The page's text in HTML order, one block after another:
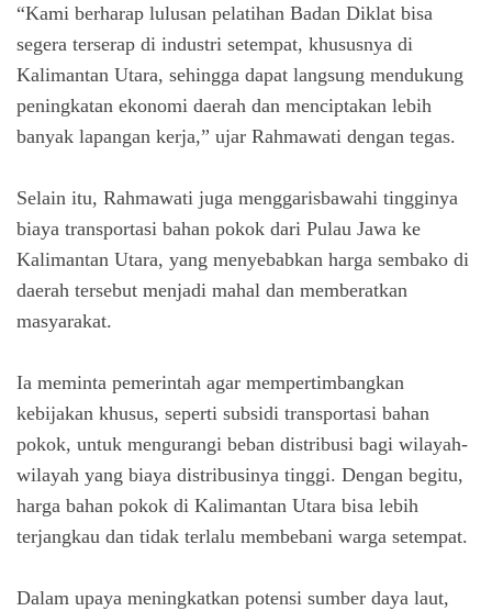
“Kami berharap lulusan pelatihan Badan Diklat bisa
segera terserap di industri setempat, khususnya di
Kalimantan Utara, sehingga dapat langsung mendukung
peningkatan ekonomi daerah dan menciptakan lebih
banyak lapangan kerja,” ujar Rahmawati dengan tegas.
Selain itu, Rahmawati juga menggarisbawahi tingginya
biaya transportasi bahan pokok dari Pulau Jawa ke
Kalimantan Utara, yang menyebabkan harga sembako di
daerah tersebut menjadi mahal dan memberatkan
masyarakat.
Ia meminta pemerintah agar mempertimbangkan
kebijakan khusus, seperti subsidi transportasi bahan
pokok, untuk mengurangi beban distribusi bagi wilayah-
wilayah yang biaya distribusinya tinggi. Dengan begitu,
harga bahan pokok di Kalimantan Utara bisa lebih
terjangkau dan tidak terlalu membebani warga setempat.
Dalam upaya meningkatkan potensi sumber daya laut,